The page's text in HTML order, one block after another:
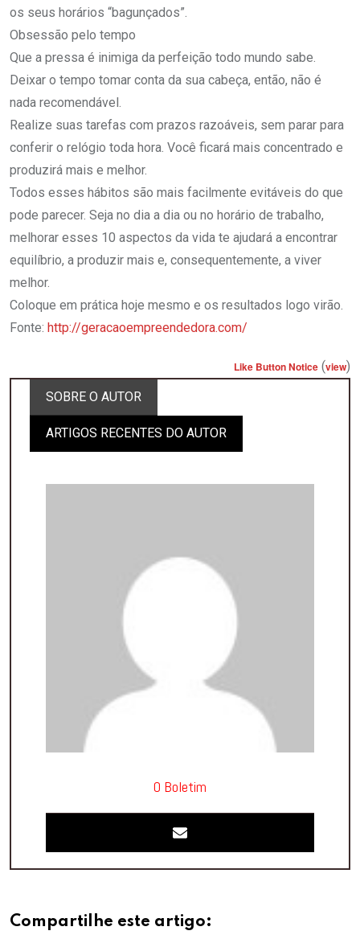
os seus horários “bagunçados”.
Obsessão pelo tempo
Que a pressa é inimiga da perfeição todo mundo sabe.
Deixar o tempo tomar conta da sua cabeça, então, não é
nada recomendável.
Realize suas tarefas com prazos razoáveis, sem parar para
conferir o relógio toda hora. Você ficará mais concentrado e
produzirá mais e melhor.
Todos esses hábitos são mais facilmente evitáveis do que
pode parecer. Seja no dia a dia ou no horário de trabalho,
melhorar esses 10 aspectos da vida te ajudará a encontrar
equilíbrio, a produzir mais e, consequentemente, a viver
melhor.
Coloque em prática hoje mesmo e os resultados logo virão.
Fonte: http://geracaoempreendedora.com/
Like Button Notice (view)
SOBRE O AUTOR
ARTIGOS RECENTES DO AUTOR
O Boletim
Compartilhe este artigo: